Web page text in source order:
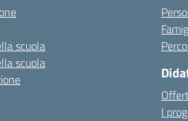
scuola
scuola
I